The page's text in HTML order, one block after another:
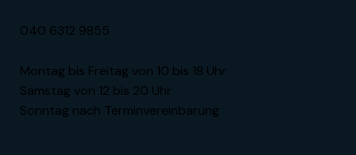
040 6312 9855
Montag bis Freitag von 10 bis 18 Uhr
Samstag von 12 bis 20 Uhr
Sonntag nach Terminvereinbarung